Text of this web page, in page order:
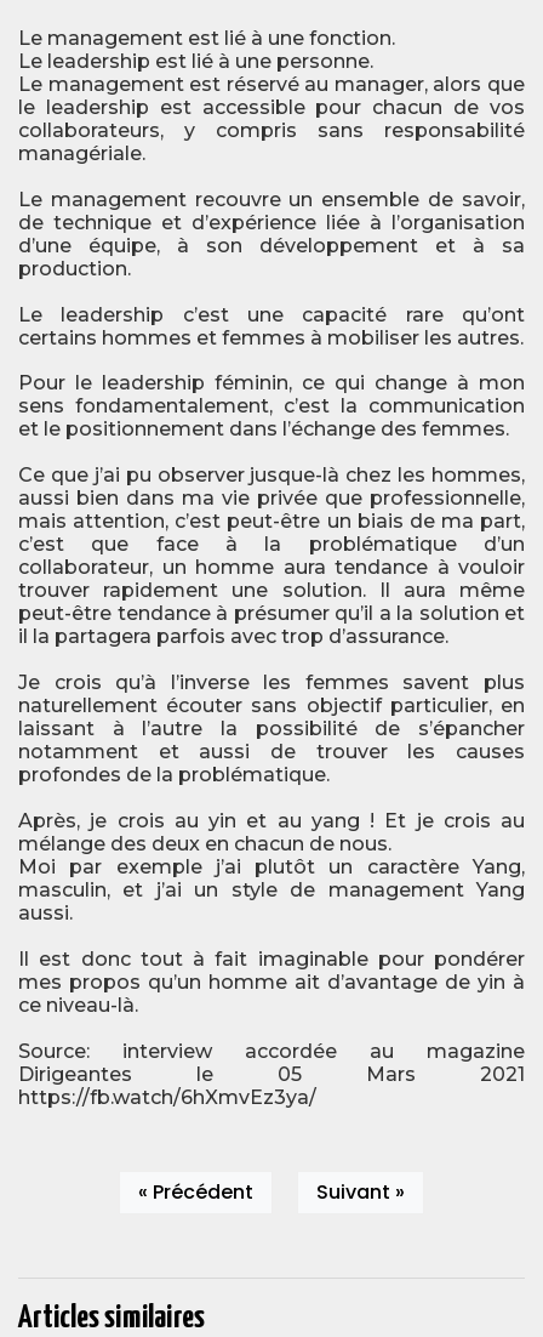
Le management est lié à une fonction.
Le leadership est lié à une personne.
Le management est réservé au manager, alors que
le leadership est accessible pour chacun de vos
collaborateurs, y compris sans responsabilité
managériale.
Le management recouvre un ensemble de savoir,
de technique et d’expérience liée à l’organisation
d’une équipe, à son développement et à sa
production.
Le leadership c’est une capacité rare qu’ont
certains hommes et femmes à mobiliser les autres.
Pour le leadership féminin, ce qui change à mon
sens fondamentalement, c’est la communication
et le positionnement dans l’échange des femmes.
Ce que j’ai pu observer jusque-là chez les hommes,
aussi bien dans ma vie privée que professionnelle,
mais attention, c’est peut-être un biais de ma part,
c’est que face à la problématique d’un
collaborateur, un homme aura tendance à vouloir
trouver rapidement une solution. Il aura même
peut-être tendance à présumer qu’il a la solution et
il la partagera parfois avec trop d’assurance.
Je crois qu’à l’inverse les femmes savent plus
naturellement écouter sans objectif particulier, en
laissant à l’autre la possibilité de s’épancher
notamment et aussi de trouver les causes
profondes de la problématique.
Après, je crois au yin et au yang ! Et je crois au
mélange des deux en chacun de nous.
Moi par exemple j’ai plutôt un caractère Yang,
masculin, et j’ai un style de management Yang
aussi.
Il est donc tout à fait imaginable pour pondérer
mes propos qu’un homme ait d’avantage de yin à
ce niveau-là.
Source: interview accordée au magazine
Dirigeantes le 05 Mars 2021
https://fb.watch/6hXmvEz3ya/
« Précédent Suivant »
Articles similaires